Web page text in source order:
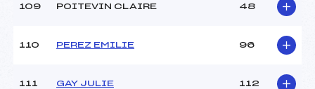
109 POITEVIN CLAIRE 48
110 PEREZ EMILIE 96
111 GAY JULIE 112